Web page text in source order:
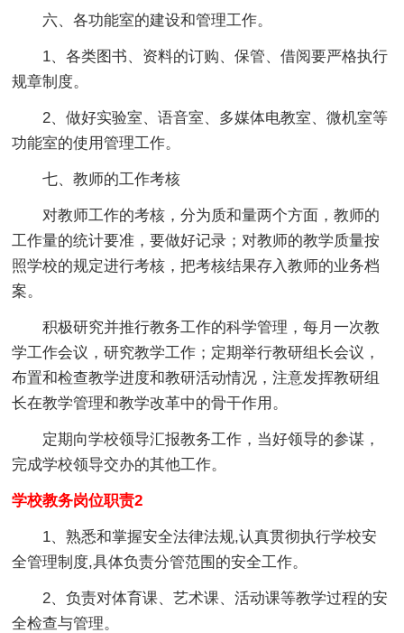
六、各功能室的建设和管理工作。
1、各类图书、资料的订购、保管、借阅要严格执行
规章制度。
2、做好实验室、语音室、多媒体电教室、微机室等
功能室的使用管理工作。
七、教师的工作考核
对教师工作的考核，分为质和量两个方面，教师的
工作量的统计要准，要做好记录；对教师的教学质量按
照学校的规定进行考核，把考核结果存入教师的业务档
案。
积极研究并推行教务工作的科学管理，每月一次教
学工作会议，研究教学工作；定期举行教研组长会议，
布置和检查教学进度和教研活动情况，注意发挥教研组
长在教学管理和教学改革中的骨干作用。
定期向学校领导汇报教务工作，当好领导的参谋，
完成学校领导交办的其他工作。
学校教务岗位职责2
1、熟悉和掌握安全法律法规,认真贯彻执行学校安
全管理制度,具体负责分管范围的安全工作。
2、负责对体育课、艺术课、活动课等教学过程的安
全检查与管理。